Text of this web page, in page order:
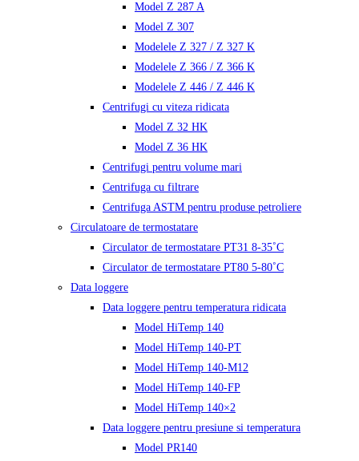
Model Z 287 A
Model Z 307
Modelele Z 327 / Z 327 K
Modelele Z 366 / Z 366 K
Modelele Z 446 / Z 446 K
Centrifugi cu viteza ridicata
Model Z 32 HK
Model Z 36 HK
Centrifugi pentru volume mari
Centrifuga cu filtrare
Centrifuga ASTM pentru produse petroliere
Circulatoare de termostatare
Circulator de termostatare PT31 8-35˚C
Circulator de termostatare PT80 5-80˚C
Data loggere
Data loggere pentru temperatura ridicata
Model HiTemp 140
Model HiTemp 140-PT
Model HiTemp 140-M12
Model HiTemp 140-FP
Model HiTemp 140×2
Data loggere pentru presiune si temperatura
Model PR140